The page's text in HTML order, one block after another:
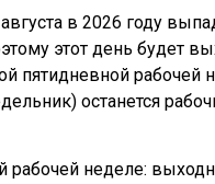
в 2026 году
этот день будет
пятидневной рабочей
останется
рабочей неделе: